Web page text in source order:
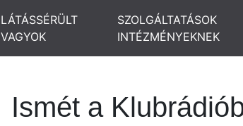
LÁTÁSSÉRÜLT
VAGYOK
SZOLGÁLTATÁSOK
INTÉZMÉNYEKNEK
Ismét a